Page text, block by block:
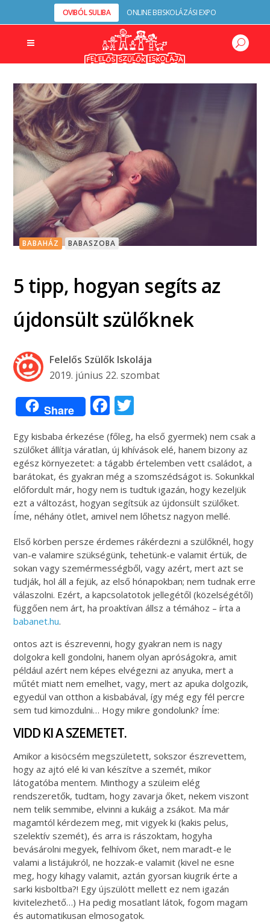
OVIBÓL SULIBA ONLINE BEISKOLÁZÁSI EXPO
BABAHÁZ BABASZOBA
5 tipp, hogyan segíts az
újdonsült szülőknek
Felelős Szülők Iskolája
2019. június 22. szombat
Share Facebook
Egy kisbaba érkezése (főleg, ha első gyermek) nem csak a
szülőket állítja váratlan, új kihívások elé, hanem bizony az
egész környezetet: a tágabb értelemben vett családot, a
barátokat, és gyakran még a szomszédságot is. Sokunkkal
előfordult már, hogy nem is tudtuk igazán, hogy kezeljük
ezt a változást, hogyan segítsük az újdonsült szülőket.
Íme, néhány ötlet, amivel nem lőhetsz nagyon mellé.
Első körben persze érdemes rákérdezni a szülőknél, hogy
van-e valamire szükségünk, tehetünk-e valamit értük, de
sokan vagy szemérmességből, vagy azért, mert azt se
tudják, hol áll a fejük, az első hónapokban; nem tudnak erre
válaszolni. Ezért, a kapcsolatotok jellegétől (közelségétől)
függően nem árt, ha proaktívan állsz a témához – írta a
babanet.hu.
ontos azt is észrevenni, hogy gyakran nem is nagy
dolgokra kell gondolni, hanem olyan apróságokra, amit
például azért nem képes elvégezni az anyuka, mert a
műtét miatt nem emelhet, vagy, mert az apuka dolgozik,
egyedül van otthon a kisbabával, így még egy fél percre
sem tud kimozdulni… Hogy mikre gondolunk? Íme:
VIDD KI A SZEMETET.
Amikor a kisöcsém megszületett, sokszor észrevettem,
hogy az ajtó elé ki van készítve a szemét, mikor
látogatóba mentem. Minthogy a szüleim elég
rendszeretők, tudtam, hogy zavarja őket, nekem viszont
nem telik semmibe, elvinni a kukáig a zsákot. Ma már
magamtól kérdezem meg, mit vigyek ki (kakis pelus,
szelektív szemét), és arra is rászoktam, hogyha
bevásárolni megyek, felhívom őket, nem maradt-e le
valami a listájukról, ne hozzak-e valamit (kivel ne esne
meg, hogy kihagy valamit, aztán gyorsan kiugrik érte a
sarki kisboltba?! Egy újszülött mellett ez nem igazán
kivitelezhető…) Ha pedig mosatlant látok, fogom magam
és automatikusan elmosogatok.